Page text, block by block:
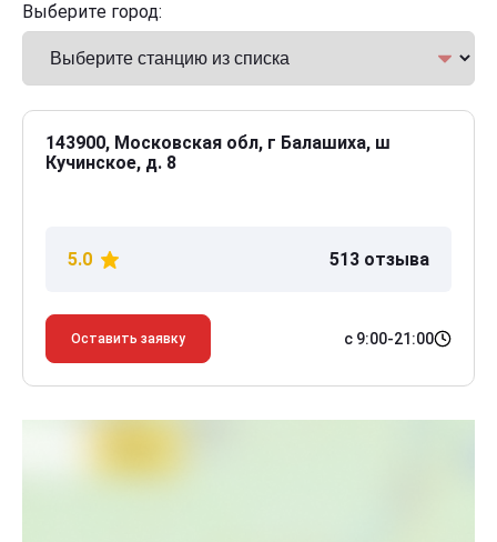
Выберите город:
143900, Московская обл, г Балашиха, ш
Кучинское, д. 8
5.0 513 отзыва
Оставить заявку с 9:00-21:00